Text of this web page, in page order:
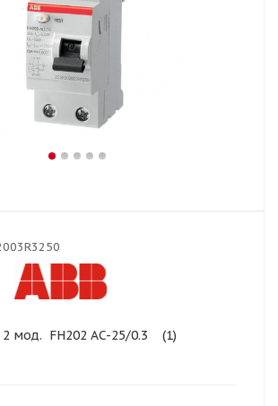
2 мод. FH202 AC-25/0.3 (1)